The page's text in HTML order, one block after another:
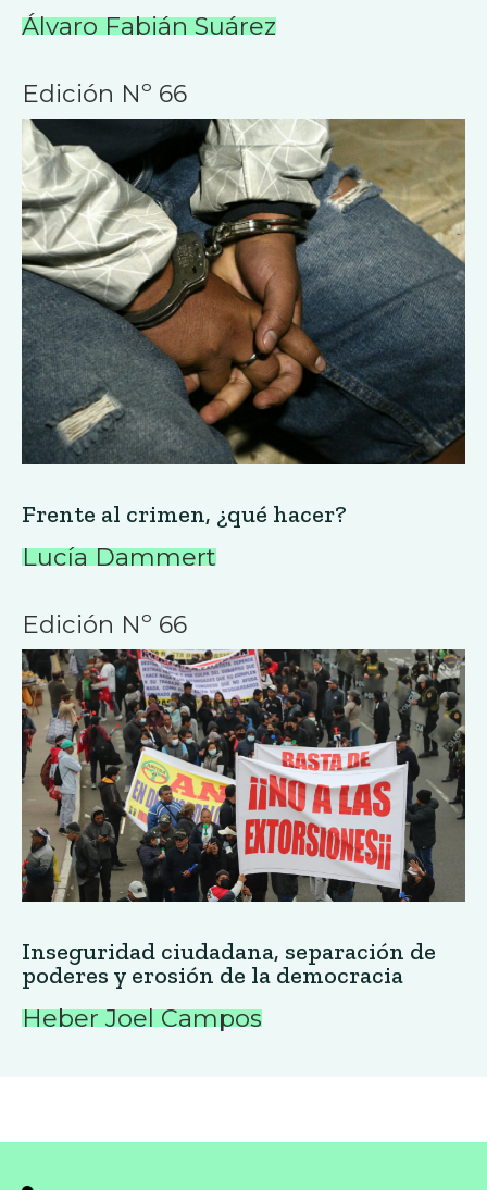
Álvaro Fabián Suárez
Edición Nº 66
Frente al crimen, ¿qué hacer?
Lucía Dammert
Edición Nº 66
Inseguridad ciudadana, separación de
poderes y erosión de la democracia
Heber Joel Campos